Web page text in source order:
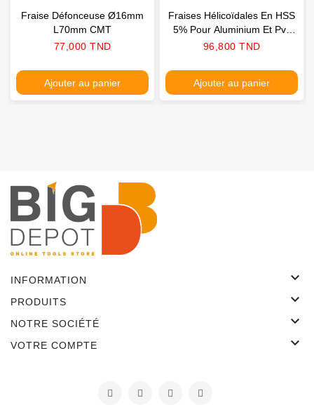
Fraise Défonceuse Ø16mm
L70mm CMT
Prix
77,000 TND
Ajouter au panier
Fraises Hélicoïdales En HSS
5% Pour Aluminium Et Pvc
Ø10mm CMT
Prix
96,800 TND
Ajouter au panier
INFORMATION 
PRODUITS 
NOTRE SOCIÉTÉ 
VOTRE COMPTE 